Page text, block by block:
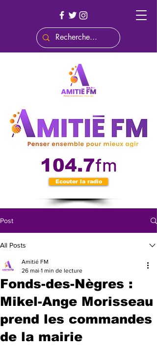
104.7fm
Ecouter la radio
Post
All Posts
Fonds-des-Nègres :
Mikel-Ange Morisseau
prend les commandes
de la mairie
Amitié FM
26 mai 1 min de lecture